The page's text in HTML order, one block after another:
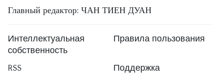
Главный редактор: ЧАН ТИЕН ДУАН
Интеллектуальная
собственность
Правила пользования
RSS
Поддержка